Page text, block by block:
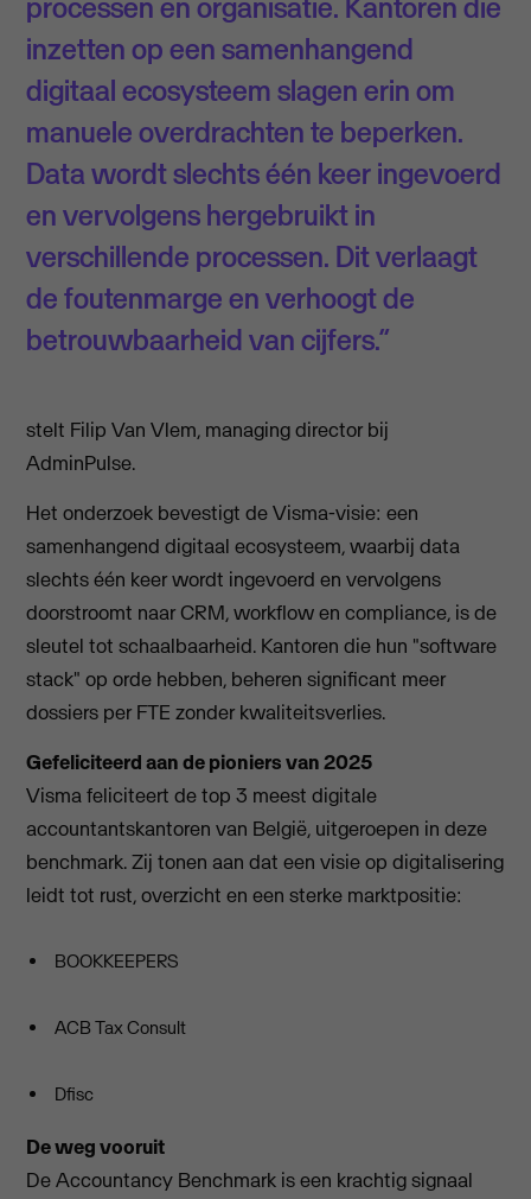
inzetten op een samenhangend
digitaal ecosysteem slagen erin om
manuele overdrachten te beperken.
Data wordt slechts één keer ingevoerd
en vervolgens hergebruikt in
verschillende processen. Dit verlaagt
de foutenmarge en verhoogt de
betrouwbaarheid van cijfers.”
stelt Filip Van Vlem, managing director bij
AdminPulse.
Het onderzoek bevestigt de Visma-visie: een
samenhangend digitaal ecosysteem, waarbij data
slechts één keer wordt ingevoerd en vervolgens
doorstroomt naar CRM, workflow en compliance, is de
sleutel tot schaalbaarheid. Kantoren die hun "software
stack" op orde hebben, beheren significant meer
dossiers per FTE zonder kwaliteitsverlies.
Gefeliciteerd aan de pioniers van 2025
Visma feliciteert de top 3 meest digitale
accountantskantoren van België, uitgeroepen in deze
benchmark. Zij tonen aan dat een visie op digitalisering
leidt tot rust, overzicht en een sterke marktpositie:
BOOKKEEPERS
ACB Tax Consult
Dfisc
De weg vooruit
De Accountancy Benchmark is een krachtig signaal